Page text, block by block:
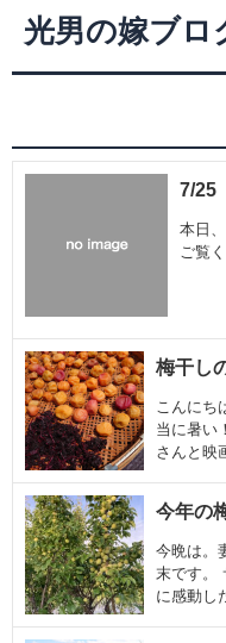
光男の嫁ブロ
7/25
本日
ご覧
梅干し
こんにち
当に暑い
さんと映
今年の
今晩は。
末です。
に感動し